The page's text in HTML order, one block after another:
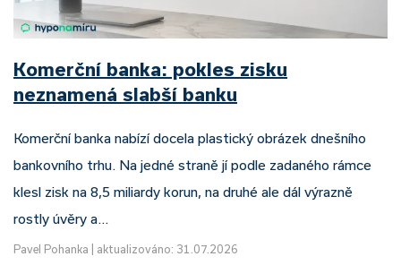
Komerční banka: pokles zisku
neznamená slabší banku
Komerční banka nabízí docela plastický obrázek dnešního
bankovního trhu. Na jedné straně jí podle zadaného rámce
klesl zisk na 8,5 miliardy korun, na druhé ale dál výrazně
rostly úvěry a…
Pavel Pohanka aktualizováno: 31.07.2026